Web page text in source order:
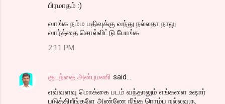
பிரமாதம் :)
வாங்க நம்ம பதிவுக்கு வந்து நல்லதா நாலு
வார்த்தை சொல்லிட்டு போங்க
2:11 PM
குடந்தை அன்புமணி said…
எவ்வளவு மொக்கை படம் வந்தாலும் எங்களை உஷார்
படுத்திறீங்களே அண்ணே நீங்க ரொம்ப நல்லவரு.